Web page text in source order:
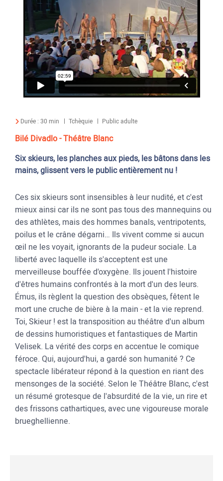
Durée : 30 min Tchèquie Public adulte
Bilé Divadlo - Théâtre Blanc
Six skieurs, les planches aux pieds, les bâtons dans les
mains, glissent vers le public entièrement nu !
Ces six skieurs sont insensibles à leur nudité, et c'est
mieux ainsi car ils ne sont pas tous des mannequins ou
des athlètes, mais des hommes banals, ventripotents,
poilus et le crâne dégarni… Ils vivent comme si aucun
œil ne les voyait, ignorants de la pudeur sociale. La
liberté avec laquelle ils s'acceptent est une
merveilleuse bouffée d'oxygène. Ils jouent l'histoire
d'êtres humains confrontés à la mort d'un des leurs.
Émus, ils règlent la question des obsèques, fêtent le
mort une cruche de bière à la main - et la vie reprend.
Toi, Skieur ! est la transposition au théâtre d'un album
de dessins humoristiques et fantastiques de Martin
Velisek. La vérité des corps en accentue le comique
féroce. Qui, aujourd'hui, a gardé son humanité ? Ce
spectacle libérateur répond à la question en riant des
mensonges de la société. Selon le Théâtre Blanc, c'est
un résumé grotesque de l'absurdité de la vie, un rire et
des frissons cathartiques, avec une vigoureuse morale
brueghellienne.